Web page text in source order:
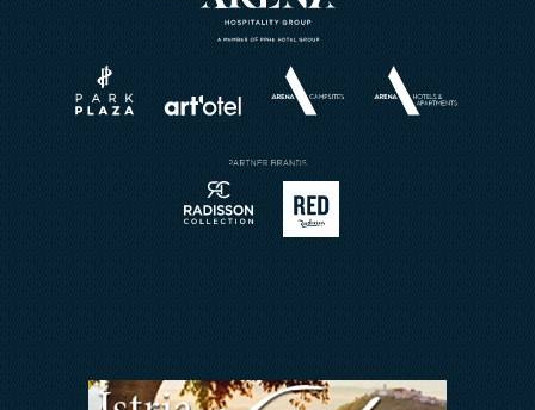
Prenotazione ristorante
Eventi
Chi siamo
Brochures
Invia richiesta
Insieme Ce La Faremo